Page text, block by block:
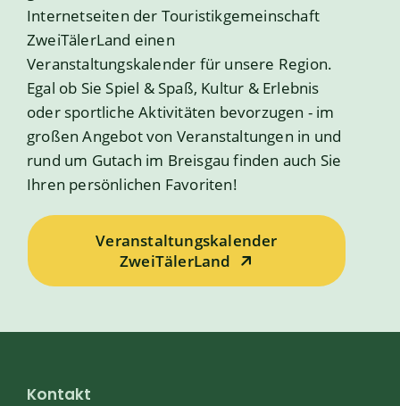
Internetseiten der Touristikgemeinschaft
ZweiTälerLand einen
Veranstaltungskalender für unsere Region.
Egal ob Sie Spiel & Spaß, Kultur & Erlebnis
oder sportliche Aktivitäten bevorzugen - im
großen Angebot von Veranstaltungen in und
rund um Gutach im Breisgau finden auch Sie
Ihren persönlichen Favoriten!
Veranstaltungskalender
ZweiTälerLand
Kontakt